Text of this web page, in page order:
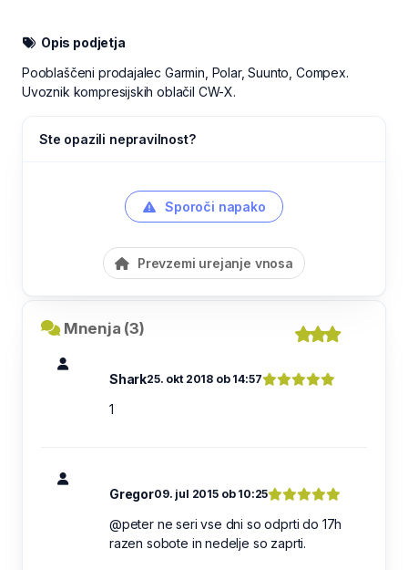
Opis podjetja
Pooblaščeni prodajalec Garmin, Polar, Suunto, Compex.
Uvoznik kompresijskih oblačil CW-X.
Ste opazili nepravilnost?
Sporoči napako
Prevzemi urejanje vnosa
Mnenja (3)
Shark25. okt 2018 ob 14:57
1
Gregor09. jul 2015 ob 10:25
@peter ne seri vse dni so odprti do 17h
razen sobote in nedelje so zaprti.